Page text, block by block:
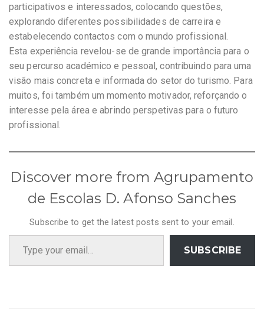
participativos e interessados, colocando questões,
explorando diferentes possibilidades de carreira e
estabelecendo contactos com o mundo profissional.
Esta experiência revelou-se de grande importância para o
seu percurso académico e pessoal, contribuindo para uma
visão mais concreta e informada do setor do turismo. Para
muitos, foi também um momento motivador, reforçando o
interesse pela área e abrindo perspetivas para o futuro
profissional.
Discover more from Agrupamento
de Escolas D. Afonso Sanches
Subscribe to get the latest posts sent to your email.
Type your email…
SUBSCRIBE